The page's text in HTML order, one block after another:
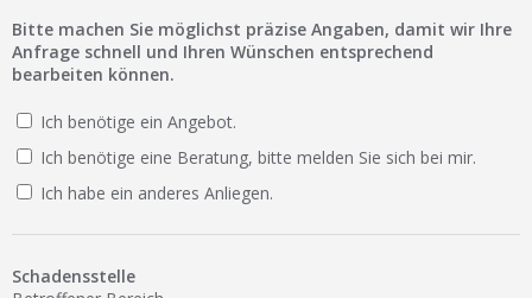
Scheibensuche
FAQ
Lexikon
Ist Ihre Werkstatt schon dabei?
Bitte machen Sie möglichst präzise Angaben, damit wir Ihre
Anfrage schnell und Ihren Wünschen entsprechend
bearbeiten können.
Ich benötige ein Angebot.
Ich benötige eine Beratung, bitte melden Sie sich bei mir.
Ich habe ein anderes Anliegen.
Schadensstelle